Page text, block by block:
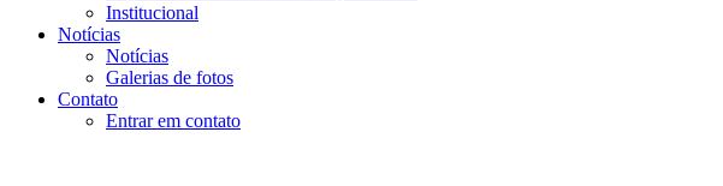
Institucional
Notícias
Notícias
Galerias de fotos
Contato
Entrar em contato